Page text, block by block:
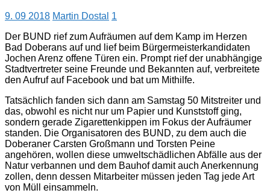
9. 09 2018 Martin Dostal 1
Der BUND rief zum Aufräumen auf dem Kamp im Herzen
Bad Doberans auf und lief beim Bürgermeisterkandidaten
Jochen Arenz offene Türen ein. Prompt rief der unabhängige
Stadtvertreter seine Freunde und Bekannten auf, verbreitete
den Aufruf auf Facebook und bat um Mithilfe.
Tatsächlich fanden sich dann am Samstag 50 Mitstreiter und
das, obwohl es nicht nur um Papier und Kunststoff ging,
sondern gerade Zigarettenkippen im Fokus der Aufräumer
standen. Die Organisatoren des BUND, zu dem auch die
Doberaner Carsten Großmann und Torsten Peine
angehören, wollen diese umweltschädlichen Abfälle aus der
Natur verbannen und dem Bauhof damit auch Anerkennung
zollen, denn dessen Mitarbeiter müssen jeden Tag jede Art
von Müll einsammeln.